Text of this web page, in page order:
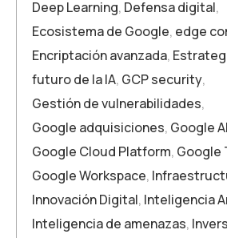
Deep Learning, Defensa digital,
Ecosistema de Google, edge
Encriptación avanzada,
futuro de la IA, GCP security,
Gestión de vulnerabilidades,
Google adquisiciones, Google AI
Google Cloud Platform, Google
Google Workspace,
Innovación Digital, Inteligencia
Inteligencia de amenazas,